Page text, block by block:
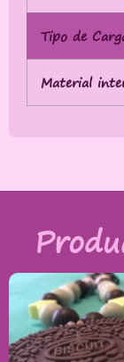
Tipo de
Material